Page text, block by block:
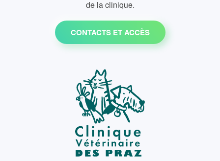
de la clinique.
CONTACTS ET ACCÈS